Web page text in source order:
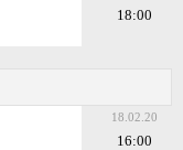
18:00
18.02.20
16:00